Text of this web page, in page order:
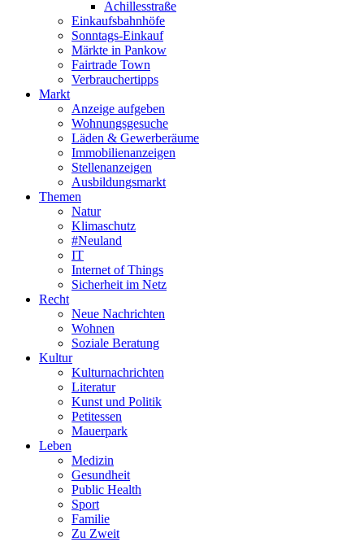
Achillesstraße
Einkaufsbahnhöfe
Sonntags-Einkauf
Märkte in Pankow
Fairtrade Town
Verbrauchertipps
Markt
Anzeige aufgeben
Wohnungsgesuche
Läden & Gewerberäume
Immobilienanzeigen
Stellenanzeigen
Ausbildungsmarkt
Themen
Natur
Klimaschutz
#Neuland
IT
Internet of Things
Sicherheit im Netz
Recht
Neue Nachrichten
Wohnen
Soziale Beratung
Kultur
Kulturnachrichten
Literatur
Kunst und Politik
Petitessen
Mauerpark
Leben
Medizin
Gesundheit
Public Health
Sport
Familie
Zu Zweit